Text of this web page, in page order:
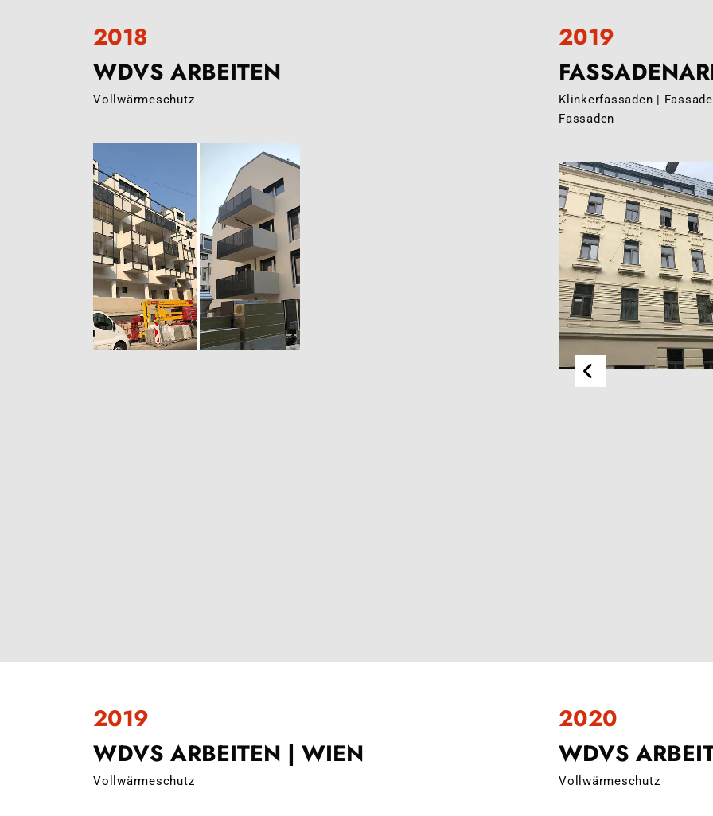
2018
WDVS ARBEITEN
Vollwärmeschutz
2019
Klinkerfassaden |
Fassaden
2019
WDVS ARBEITEN | WIEN
Vollwärmeschutz
2020
WDVS
Vollwärmeschutz